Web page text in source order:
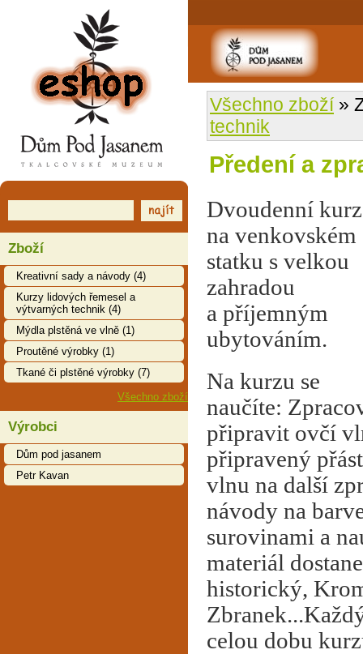
Zboží
Kreativní sady a návody (4)
Kurzy lidových řemesel a
výtvarných technik (4)
Mýdla plstěná ve vlně (1)
Proutěné výrobky (1)
Tkané či plstěné výrobky (7)
Všechno zboží
Výrobci
Dům pod jasanem
Petr Kavan
Všechno zboží»
technik
Předení a
Dvoudenní kurz
na venkovském
statku s velkou
zahradou
a příjemným
ubytováním.
Na kurzu se
naučíte:
připravit ovčí
připravený
vlnu na další
návody na
surovinami a
materiál
historický,
celou dobu